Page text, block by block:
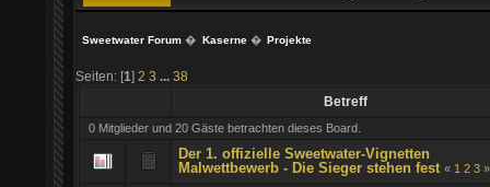
Sweetwater Forum � Kaserne� Projekte
Seiten: [1] 2 3
38
Betreff
0 Mitglieder und 20 Gäste betrachten dieses Board.
Der 1. offizielle Sweetwater-Vignetten
Malwettbewerb - Die Sieger stehen fest « 1 2 3 »